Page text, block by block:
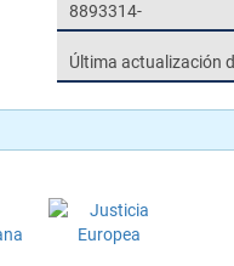
8893314-
Última actualización